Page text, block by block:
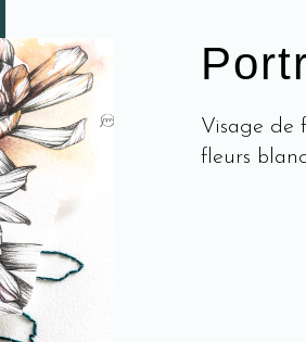
Visage de
fleurs